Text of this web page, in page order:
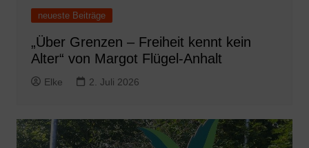
neueste Beiträge
„Über Grenzen – Freiheit kennt kein
Alter“ von Margot Flügel-Anhalt
Elke 2. Juli 2026